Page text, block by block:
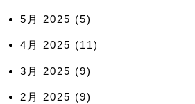
5月 2025 (5)
4月 2025 (11)
3月 2025 (9)
2月 2025 (9)